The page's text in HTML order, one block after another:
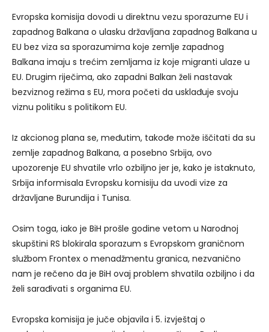
Evropska komisija dovodi u direktnu vezu sporazume EU i
zapadnog Balkana o ulasku državljana zapadnog Balkana u
EU bez viza sa sporazumima koje zemlje zapadnog
Balkana imaju s trećim zemljama iz koje migranti ulaze u
EU. Drugim riječima, ako zapadni Balkan želi nastavak
bezviznog režima s EU, mora početi da usklađuje svoju
viznu politiku s politikom EU.
Iz akcionog plana se, međutim, takođe može iščitati da su
zemlje zapadnog Balkana, a posebno Srbija, ovo
upozorenje EU shvatile vrlo ozbiljno jer je, kako je istaknuto,
Srbija informisala Evropsku komisiju da uvodi vize za
državljane Burundija i Tunisa.
Osim toga, iako je BiH prošle godine vetom u Narodnoj
skupštini RS blokirala sporazum s Evropskom graničnom
službom Frontex o menadžmentu granica, nezvanično
nam je rečeno da je BiH ovaj problem shvatila ozbiljno i da
želi sarađivati s organima EU.
Evropska komisija je juče objavila i 5. izvještaj o